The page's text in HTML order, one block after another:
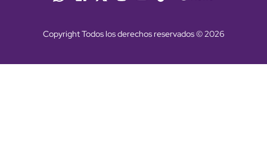
Copyright Todos los derechos reservados © 2026